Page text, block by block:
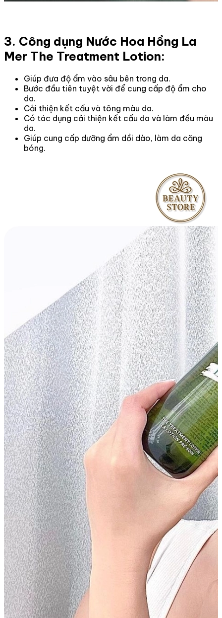
3. Công dụng Nước Hoa Hồng La
Mer The Treatment Lotion:
Giúp đưa độ ẩm vào sâu bên trong da.
Bước đầu tiên tuyệt vời để cung cấp độ ẩm cho
da.
Cải thiện kết cấu và tông màu da.
Có tác dụng cải thiện kết cấu da và làm đều màu
da.
Giúp cung cấp dưỡng ẩm dồi dào, làm da căng
bóng.